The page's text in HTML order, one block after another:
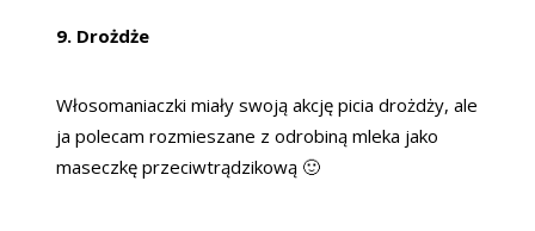
9. Drożdże
Włosomaniaczki miały swoją akcję picia drożdży, ale
ja polecam rozmieszane z odrobiną mleka jako
maseczkę przeciwtrądzikową 🙂